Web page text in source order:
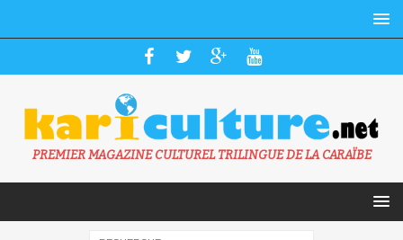
PREMIER MAGAZINE CULTUREL TRILINGUE DE LA CARAÏBE